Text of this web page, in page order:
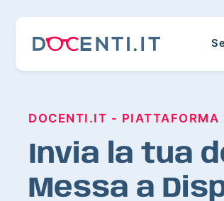
DOCENTI.IT - PIATTAFORMA
Invia la tua
Messa a